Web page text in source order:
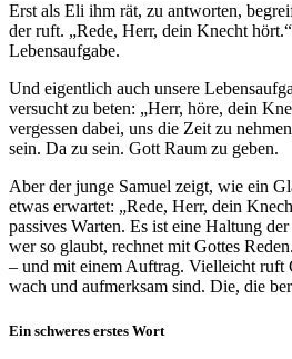
Erst als Eli ihm rät, zu antworten,
der ruft. „Rede, Herr, dein Knecht
Lebensaufgabe.
Und eigentlich auch unsere
versucht zu beten: „Herr, höre, dein
vergessen dabei, uns die Zeit zu
sein. Da zu sein. Gott Raum zu geben.
Aber der junge Samuel zeigt, wie ein
etwas erwartet: „Rede, Herr, dein
passives Warten. Es ist eine Haltung
wer so glaubt, rechnet mit Gottes
– und mit einem Auftrag. Vielleicht ruft
wach und aufmerksam sind. Die, die
Ein schweres erstes Wort